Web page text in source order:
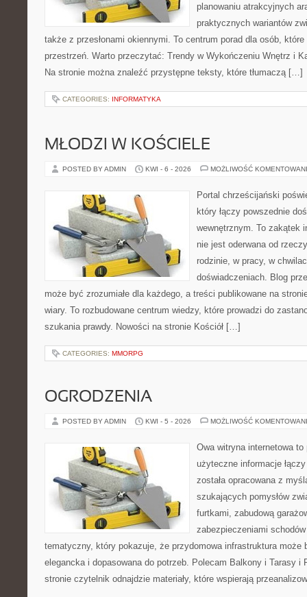
planowaniu atrakcyjnych
praktycznych wariantów
także z przesłonami okiennymi. To centrum porad dla osób,
przestrzeń. Warto przeczytać: Trendy w Wykończeniu Wnętrz i
Na stronie można znaleźć przystępne teksty, które tłumaczą […]
CATEGORIES: INFORMATYKA
MŁODZI W KOŚCIELE
POSTED BY ADMIN KWI - 6 - 2026 MOŻLIWOŚĆ
Portal chrześcijański
który łączy powszednie
wewnętrznym. To zakątek
nie jest oderwana od
rodzinie, w pracy, w
doświadczeniach. Blog
może być zrozumiałe dla każdego, a treści publikowane na
wiary. To rozbudowane centrum wiedzy, które prowadzi do
szukania prawdy. Nowości na stronie Kościół […]
CATEGORIES: MMORPG
OGRODZENIA
POSTED BY ADMIN KWI - 5 - 2026 MOŻLIWOŚĆ
Owa witryna internetowa
użyteczne informacje
została opracowana z
szukających pomysłów
furtkami, zabudową
zabezpieczeniami
tematyczny, który pokazuje, że przydomowa infrastruktura może
elegancka i dopasowana do potrzeb. Polecam Balkony i Tarasy i
stronie czytelnik odnajdzie materiały, które wspierają